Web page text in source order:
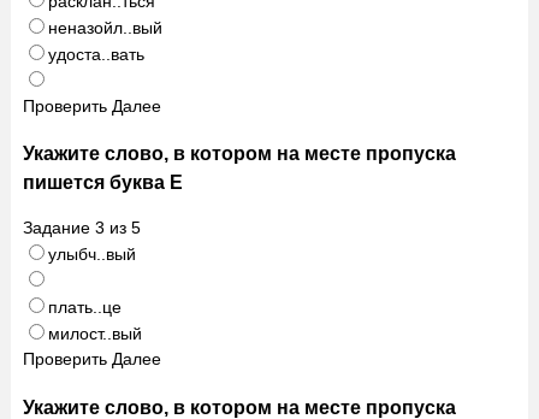
неназойл..вый
удоста..вать
Проверить Далее
Укажите слово, в котором на месте пропуска
пишется буква Е
Задание 3 из 5
улыбч..вый
плать..це
милост..вый
Проверить Далее
Укажите слово, в котором на месте пропуска